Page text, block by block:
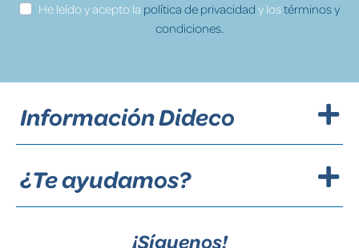
He leído y acepto la política de privacidad y lostérminos y
condiciones.
Información Dideco
¿Te ayudamos?
¡Síguenos!